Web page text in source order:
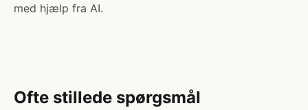
med hjælp fra AI.
Ofte stillede spørgsmål